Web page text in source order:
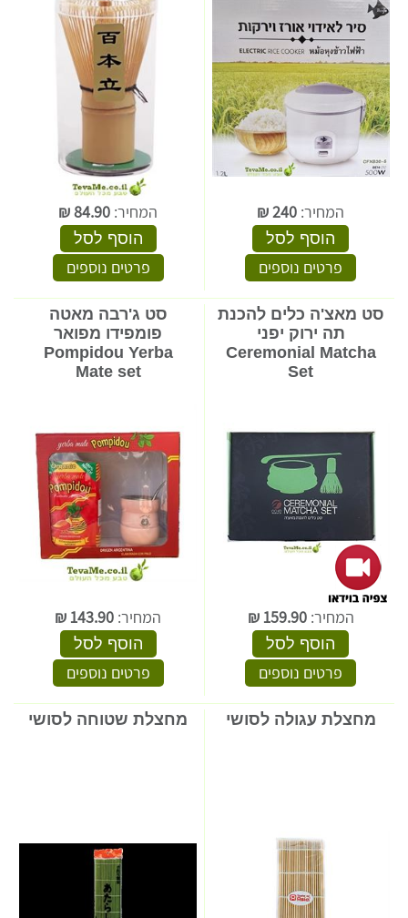
המחיר: 240
₪
הוסף לסל
פרטים נוספים
המחיר: 84.90
₪
הוסף לסל
פרטים נוספים
סט מאצ'ה כלים להכנת
תה ירוק יפני
Ceremonial Matcha
Set
המחיר:159.90
₪
הוסף לסל
פרטים נוספים
סט ג'רבה מאטה
פומפידו מפואר
Pompidou Yerba
Mate set
המחיר: 143.90
₪
הוסף לסל
פרטים נוספים
מחצלת עגולה לסושי מחצלת שטוחה לסושי